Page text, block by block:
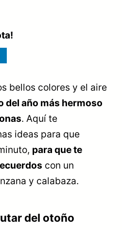
bellos colores y el aire
del año más hermoso
. Aquí te
ideas para que
para que te
con un
y calabaza.
del otoño